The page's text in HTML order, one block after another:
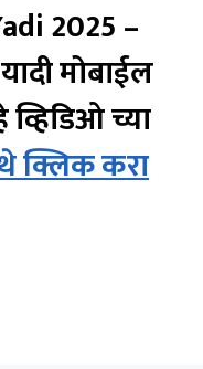
2025 –
मोबाईल
च्या
क्लिक करा